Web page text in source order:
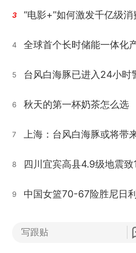
3
4
5 台风白海豚已进入24小时
6 秋天的第一杯奶茶怎么选
7
8 四川宜宾高县4.9级地震致
9
写跟贴